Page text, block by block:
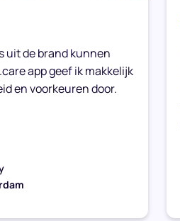
uit de brand kunnen
app geef ik makkelijk
en voorkeuren door.